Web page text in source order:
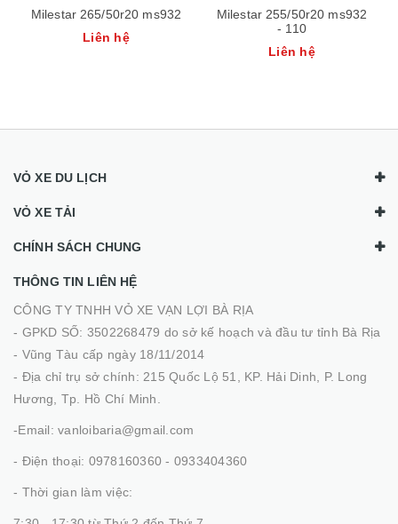
Milestar 265/50r20 ms932
Liên hệ
Milestar 255/50r20 ms932
- 110
Liên hệ
VỎ XE DU LỊCH
VỎ XE TẢI
CHÍNH SÁCH CHUNG
THÔNG TIN LIÊN HỆ
CÔNG TY TNHH VỎ XE VẠN LỢI BÀ RỊA
- GPKD SỐ: 3502268479 do sở kế hoạch và đầu tư tỉnh Bà Rịa
- Vũng Tàu cấp ngày 18/11/2014
- Địa chỉ trụ sở chính: 215 Quốc Lộ 51, KP. Hải Dinh, P. Long
Hương, Tp. Hồ Chí Minh.
-Email: vanloibaria@gmail.com
- Điện thoại: 0978160360 - 0933404360
- Thời gian làm việc: